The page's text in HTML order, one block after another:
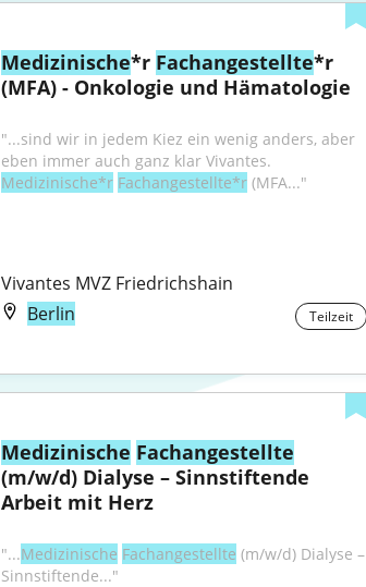
Medizinische*r Fachangestellte*r
(MFA) - Onkologie und Hämatologie
"...sind wir in jedem Kiez ein wenig anders, aber
Medizinische*r Fachangestellte*r (MFA..."
Vivantes MVZ Friedrichshain
Berlin
Teilzeit
Medizinische Fachangestellte
(m/w/d) Dialyse – Sinnstiftende
Arbeit mit Herz
"...Medizinische Fachangestellte (m/w/d) Dialyse –
Sinnstiftende..."